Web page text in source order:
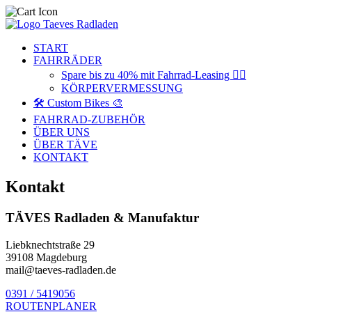
START
FAHRRÄDER
Spare bis zu 40% mit Fahrrad-Leasing 🚴‍♂️
KÖRPERVERMESSUNG
🛠️ Custom Bikes 🎨
FAHRRAD-ZUBEHÖR
ÜBER UNS
ÜBER TÄVE
KONTAKT
Kontakt
TÄVES Radladen & Manufaktur
Liebknechtstraße 29
39108 Magdeburg
mail@taeves-radladen.de
0391 / 5419056
ROUTENPLANER